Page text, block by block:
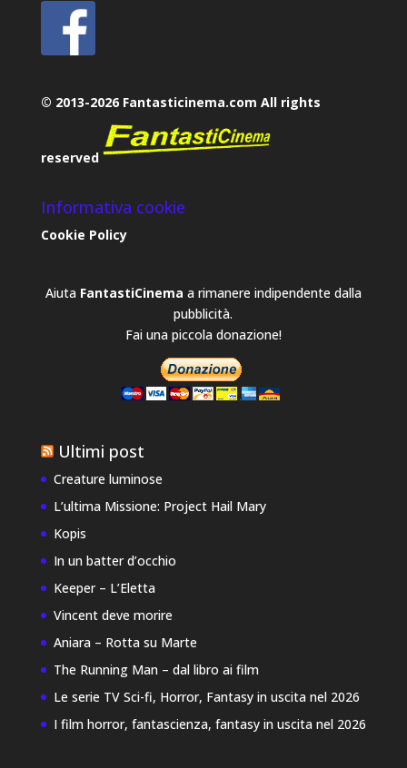
© 2013-2026 Fantasticinema.com All rights
reserved
Informativa cookie
Cookie Policy
Aiuta FantastiCinema a rimanere indipendente dalla
pubblicità.
Fai una piccola donazione!
Ultimi post
Creature luminose
L’ultima Missione: Project Hail Mary
Kopis
In un batter d’occhio
Keeper – L’Eletta
Vincent deve morire
Aniara – Rotta su Marte
The Running Man – dal libro ai film
Le serie TV Sci-fi, Horror, Fantasy in uscita nel 2026
I film horror, fantascienza, fantasy in uscita nel 2026